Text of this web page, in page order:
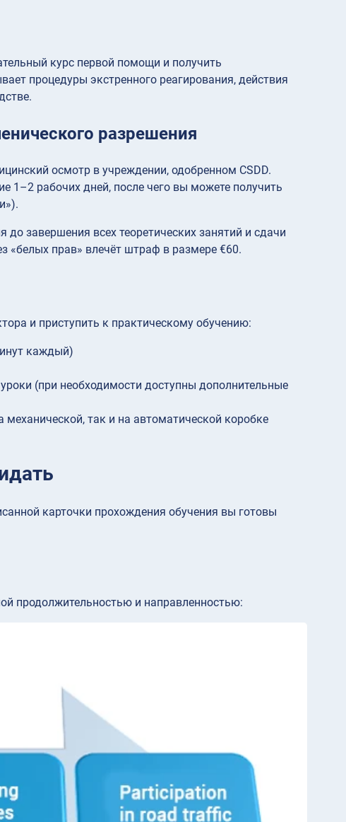
курс первой помощи и получить
процедуры экстренного реагирования, действия
разрешения
осмотр в учреждении, одобренном CSDD.
1–2 рабочих дней, после чего вы можете получить
завершения всех теоретических занятий и сдачи
«белых прав» влечёт штраф в размере €60.
и приступить к практическому обучению:
каждый)
(при необходимости доступны дополнительные
механической, так и на автоматической коробке
карточки прохождения обучения вы готовы
продолжительностью и направленностью: